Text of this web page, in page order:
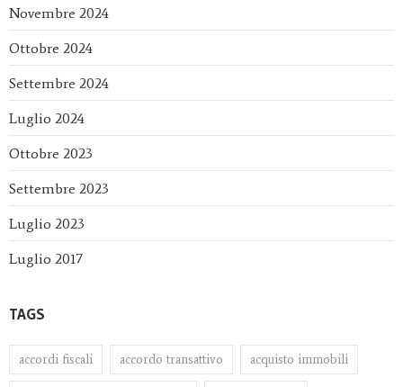
Novembre 2024
Ottobre 2024
Settembre 2024
Luglio 2024
Ottobre 2023
Settembre 2023
Luglio 2023
Luglio 2017
TAGS
accordi fiscali accordo transattivo acquisto immobili